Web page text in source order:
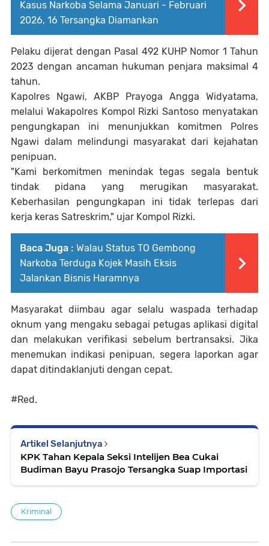
Kasus Narkoba Selama Januari - Februari
2026, 16 Tersangka Diamankan
Pelaku dijerat dengan Pasal 492 KUHP Nomor 1 Tahun
2023 dengan ancaman hukuman penjara maksimal 4
tahun.
Kapolres Ngawi, AKBP Prayoga Angga Widyatama,
melalui Wakapolres Kompol Rizki Santoso menyatakan
pengungkapan ini menunjukkan komitmen Polres
Ngawi dalam melindungi masyarakat dari kejahatan
penipuan.
"Kami berkomitmen menindak tegas segala bentuk
tindak pidana yang merugikan masyarakat.
Keberhasilan pengungkapan ini tidak terlepas dari
kerja keras Satreskrim," ujar Kompol Rizki.
Baca Juga : Walau Status TO Gembong
Narkoba Terduga Kojek Masih Eksis
Jalankan Bisnis Haramnya
Masyarakat diimbau agar selalu waspada terhadap
oknum yang mengaku sebagai petugas aplikasi digital
dan melakukan verifikasi sebelum bertransaksi. Jika
menemukan indikasi penipuan, segera laporkan agar
dapat ditindaklanjuti dengan cepat.
#Red.
Artikel Selanjutnya
KPK Tahan Kepala Seksi Intelijen Bea Cukai
Budiman Bayu Prasojo Tersangka Suap Importasi
Kriminal